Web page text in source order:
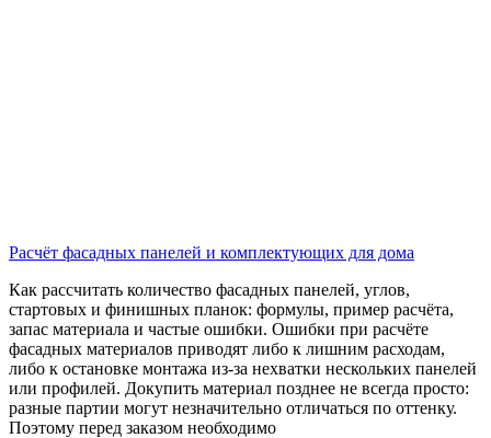
Расчёт фасадных панелей и комплектующих для дома
Как рассчитать количество фасадных панелей, углов,
стартовых и финишных планок: формулы, пример расчёта,
запас материала и частые ошибки. Ошибки при расчёте
фасадных материалов приводят либо к лишним расходам,
либо к остановке монтажа из-за нехватки нескольких панелей
или профилей. Докупить материал позднее не всегда просто:
разные партии могут незначительно отличаться по оттенку.
Поэтому перед заказом необходимо